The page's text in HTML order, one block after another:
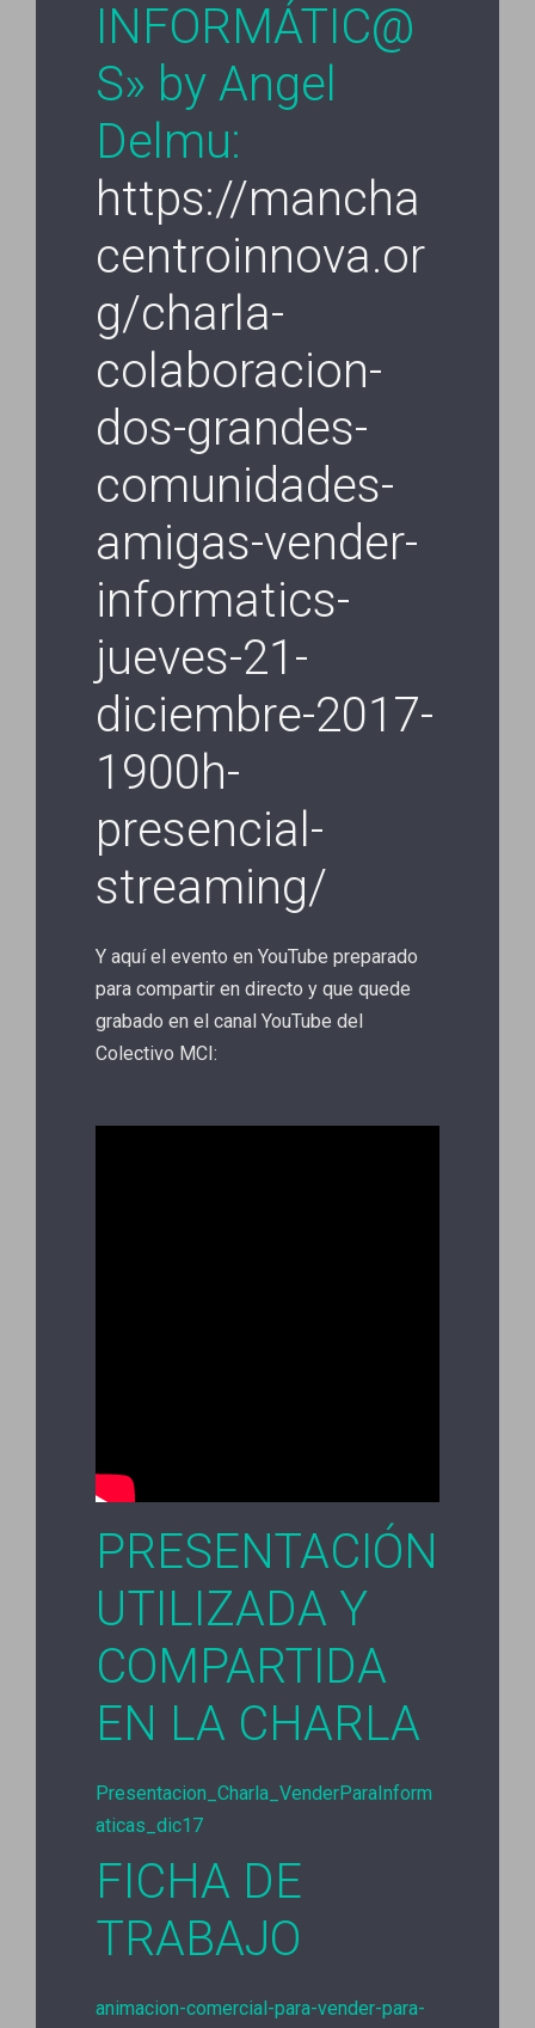
INFORMÁTIC@
S» by Angel
Delmu:
https://mancha
centroinnova.or
g/charla-
colaboracion-
dos-grandes-
comunidades-
amigas-vender-
informatics-
jueves-21-
diciembre-2017-
1900h-
presencial-
streaming/
Y aquí el evento en YouTube preparado
para compartir en directo y que quede
grabado en el canal YouTube del
Colectivo MCI:
PRESENTACIÓN
UTILIZADA Y
COMPARTIDA
EN LA CHARLA
Presentacion_Charla_VenderParaInform
aticas_dic17
FICHA DE
TRABAJO
animacion-comercial-para-vender-para-